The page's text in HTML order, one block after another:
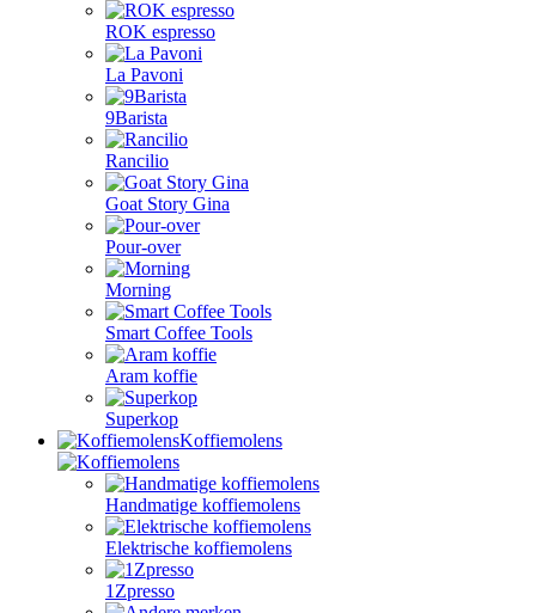
ROK espresso
La Pavoni
9Barista
Rancilio
Goat Story Gina
Pour-over
Morning
Smart Coffee Tools
Aram koffie
Superkop
Koffiemolens
Handmatige koffiemolens
Elektrische koffiemolens
1Zpresso